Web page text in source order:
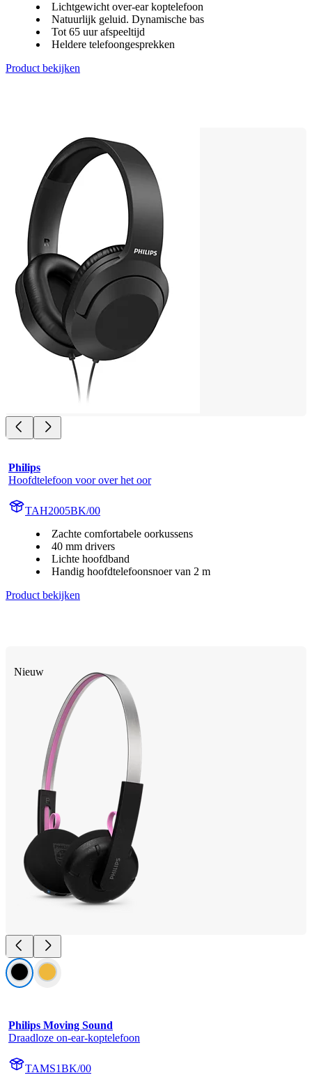
Lichtgewicht over-ear koptelefoon
Natuurlijk geluid. Dynamische bas
Tot 65 uur afspeeltijd
Heldere telefoongesprekken
Product bekijken
Philips
Hoofdtelefoon voor over het oor
TAH2005BK/00
Zachte comfortabele oorkussens
40 mm drivers
Lichte hoofdband
Handig hoofdtelefoonsnoer van 2 m
Product bekijken
Nieuw
Philips Moving Sound
Draadloze on-ear-koptelefoon
TAMS1BK/00